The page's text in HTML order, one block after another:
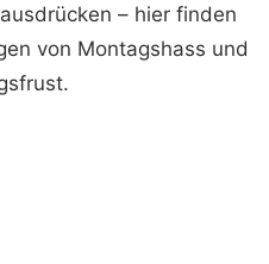
– hier finden
von Montagshass und